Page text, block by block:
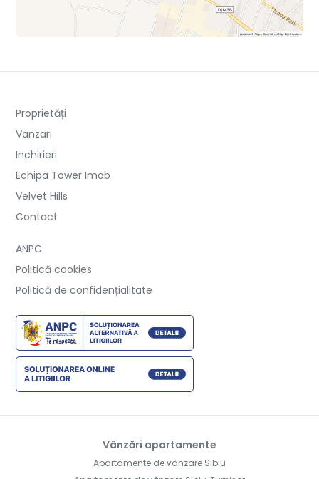
Proprietăți
Vanzari
Inchirieri
Echipa Tower Imob
Velvet Hills
Contact
ANPC
Politică cookies
Politică de confidențialitate
Vânzări apartamente
Apartamente de vânzare Sibiu